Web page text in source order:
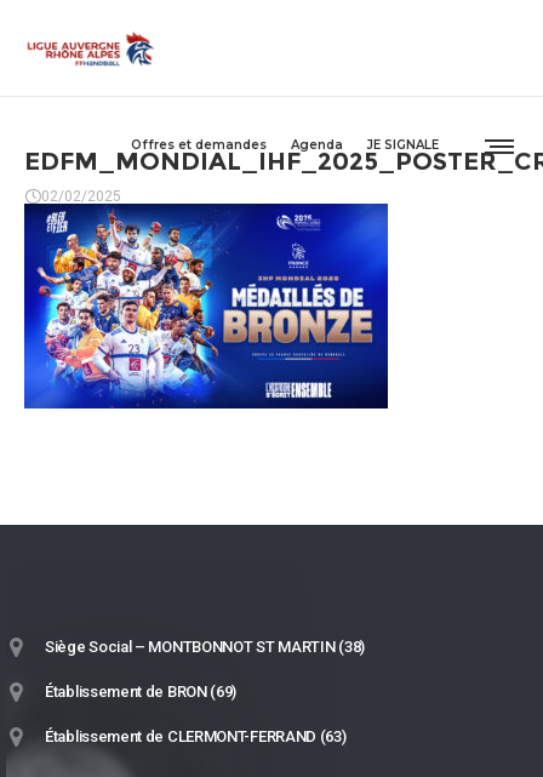
Offres et demandes Agenda JE SIGNALE
02/02/2025
Siège Social – MONTBONNOT ST MARTIN (38)
Établissement de BRON (69)
Établissement de CLERMONT-FERRAND (63)